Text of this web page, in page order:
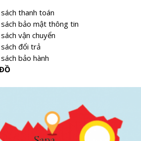
sách thanh toán
sách bảo mật thông tin
vận chuyển
sách đổi trả
bảo hành